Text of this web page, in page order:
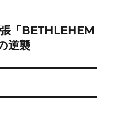
「BETHLEHEM
逆襲